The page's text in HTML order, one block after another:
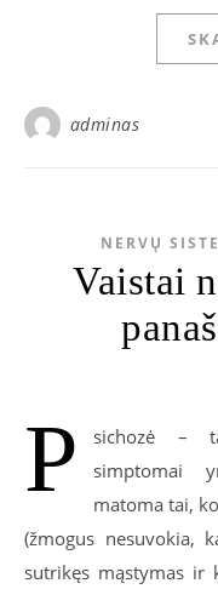
adminas
NERVŲ
Vaistai
P
sichozė –
simptomai
matoma tai,
(žmogus nesuvokia,
sutrikęs mąstymas ir